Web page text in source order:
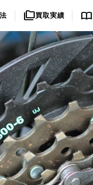
folder_copy買取実績 import_contacts